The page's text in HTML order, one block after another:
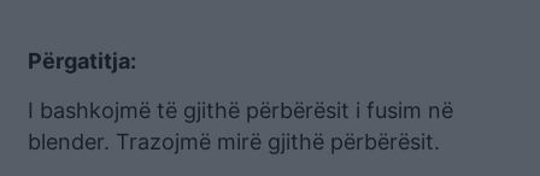
Përgatitja:
I bashkojmë të gjithë përbërësit i fusim në
blender. Trazojmë mirë gjithë përbërësit.